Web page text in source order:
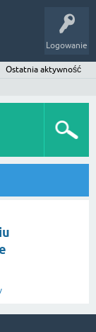
Logowanie
Ostatnia aktywność